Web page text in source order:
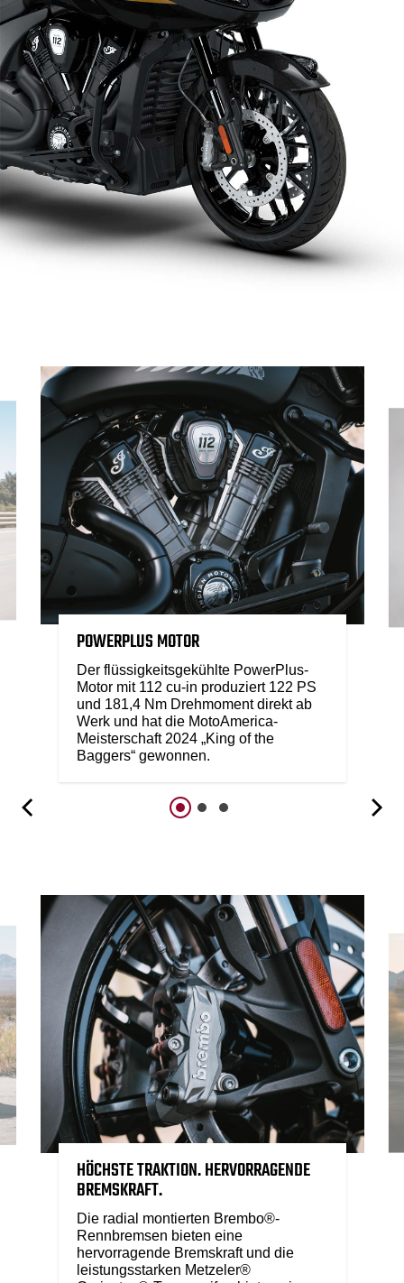
POWERPLUS MOTOR
Der flüssigkeitsgekühlte PowerPlus-
Motor mit 112 cu-in produziert 122 PS
und 181,4 Nm Drehmoment direkt ab
Werk und hat die MotoAmerica-
Meisterschaft 2024 „King of the
Baggers“ gewonnen.
HÖCHSTE TRAKTION. HERVORRAGENDE
BREMSKRAFT.
Die radial montierten Brembo®-
Rennbremsen bieten eine
hervorragende Bremskraft und die
leistungsstarken Metzeler®